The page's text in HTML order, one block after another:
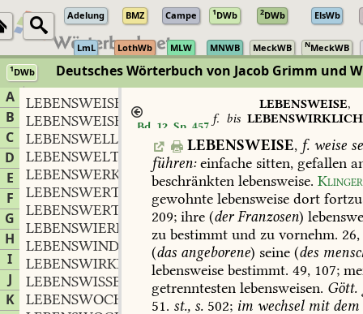
Adelung BMZ Campe 1DWb 2DWb ElsWb
LmL LothWb MLW MNWB MeckWB NMeckWB
1DWb Deutsches Wörterbuch von Jacob Grimm und
A
B
C
D
E
F
G
H
I
J
K
LEBENSWEISE
f.
LEBENSWEISHEIT, f.
LEBENSWELLE
LEBENSWELT
LEBENSWERK
LEBENSWERTH
LEBENSWERTH
adj.
LEBENSWIERIG
LEBENSWIND
LEBENSWIRKLICHKEIT
f.
LEBENSWISSEN
LEBENSWOCHE
Bd. 12, Sp. 457
LEBENSWEISE,
f. bis
LEBENSWEISE, f. weise
führen:einfache sitten, gefallen
beschränkten lebensweise. Klinger
gewohnte lebensweise dort
209; ihre (derFranzosen)
zu bestimmt und zu vornehm. 26,
(das angeborene) seine (des
lebensweise bestimmt. 49, 107;
getrenntesten lebensweisen. Gött.
51. st., s. 502; im wechselmitdem